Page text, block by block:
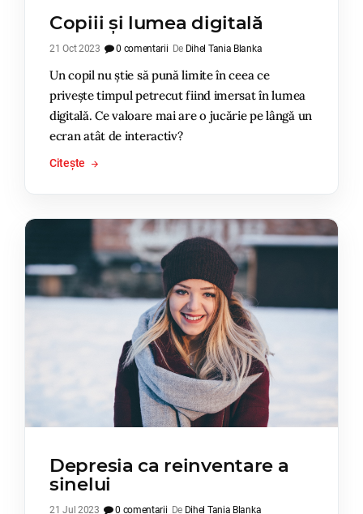
Copiii și lumea digitală
21 Oct 2023 0 comentarii De Dihel Tania Blanka
Un copil nu știe să pună limite în ceea ce
privește timpul petrecut fiind imersat în lumea
digitală. Ce valoare mai are o jucărie pe lângă un
ecran atât de interactiv?
Citește
Depresia ca reinventare a
sinelui
21 Jul 2023 0 comentarii De Dihel Tania Blanka